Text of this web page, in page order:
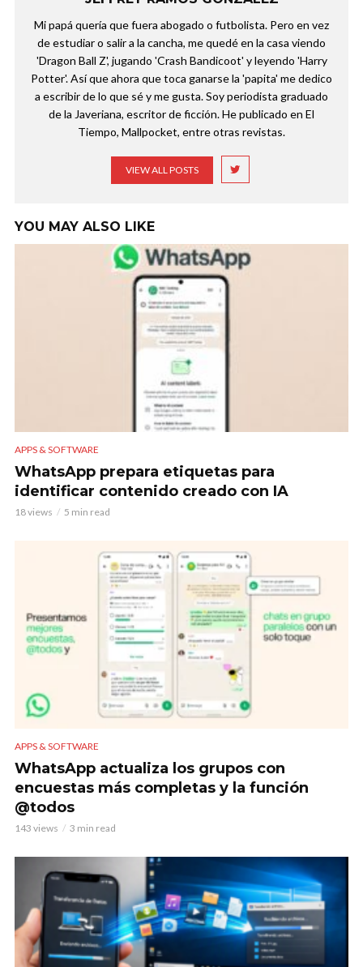
Mi papá quería que fuera abogado o futbolista. Pero en vez
de estudiar o salir a la cancha, me quedé en la casa viendo
'Dragon Ball Z', jugando 'Crash Bandicoot' y leyendo 'Harry
Potter'. Así que ahora que toca ganarse la 'papita' me dedico
a escribir de lo que sé y me gusta. Soy periodista graduado
de la Javeriana, escritor de ficción. He publicado en El
Tiempo, Mallpocket, entre otras revistas.
VIEW ALL POSTS
YOU MAY ALSO LIKE
APPS & SOFTWARE
WhatsApp prepara etiquetas para
identificar contenido creado con IA
18 views 5 min read
APPS & SOFTWARE
WhatsApp actualiza los grupos con
encuestas más completas y la función
@todos
143 views 3 min read